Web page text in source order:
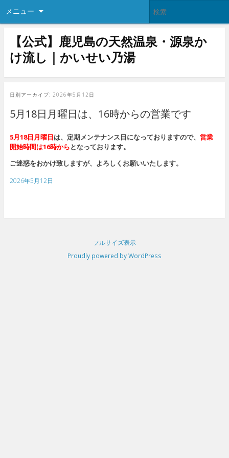
メニュー
【公式】鹿児島の天然温泉・源泉か
け流し｜かいせい乃湯
日別アーカイブ: 2026年5月12日
5月18日月曜日は、16時からの営業です
5月18日月曜日は、定期メンテナンス日になっておりますので、 営業
開始時間は16時からとなっております。
ご迷惑をおかけ致しますが、よろしくお願いいたします。
2026年5月12日
フルサイズ表示
Proudly powered by WordPress